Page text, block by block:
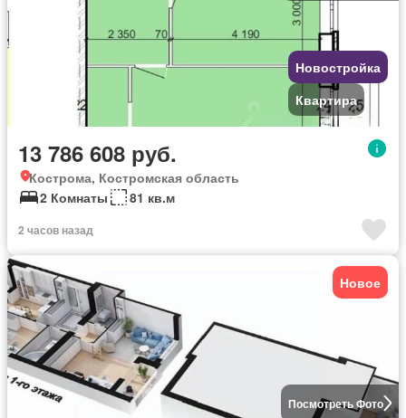
Новостройка
Квартира
13 786 608 руб.
Кострома, Костромская область
2 Комнаты
81 кв.м
2 часов назад
Посмотреть Фото
Новое